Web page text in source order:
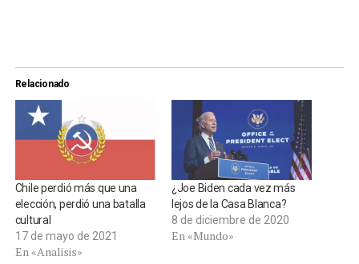
Relacionado
Chile perdió más que una
elección, perdió una batalla
cultural
17 de mayo de 2021
En «Analisis»
¿Joe Biden cada vez más
lejos de la Casa Blanca?
8 de diciembre de 2020
En «Mundo»